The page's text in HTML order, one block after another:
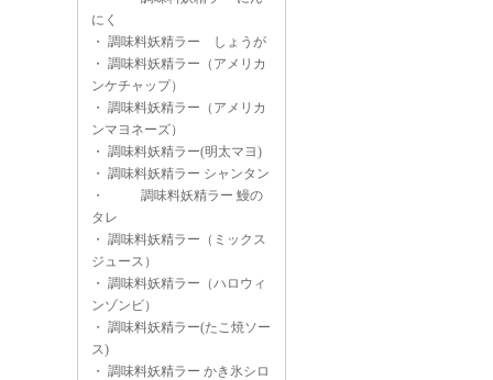
にく
・ 調味料妖精ラー しょうが
・ 調味料妖精ラー（アメリカ
ンケチャップ）
・ 調味料妖精ラー（アメリカ
ンマヨネーズ）
・ 調味料妖精ラー(明太マヨ)
・ 調味料妖精ラー シャンタン
・
調味料妖精ラー 鰻の
タレ
・ 調味料妖精ラー（ミックス
ジュース）
・ 調味料妖精ラー（ハロウィ
ンゾンビ）
・ 調味料妖精ラー(たこ焼ソー
ス)
・ 調味料妖精ラー かき氷シロ